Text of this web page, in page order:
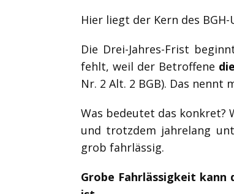
Hier liegt der Kern des
Die Drei-Jahres-Frist
fehlt, weil der Betroffene
Nr. 2 Alt. 2 BGB). Das nennt
Was bedeutet das konkret?
und trotzdem jahrelang
grob fahrlässig.
Grobe Fahrlässigkeit